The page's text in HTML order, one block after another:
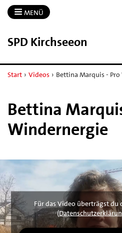
MENÜ
SPD Kirchseeon
Start › Videos › Bettina Marquis -
Bettina
Windernergie
Für das Video überträgst du
(